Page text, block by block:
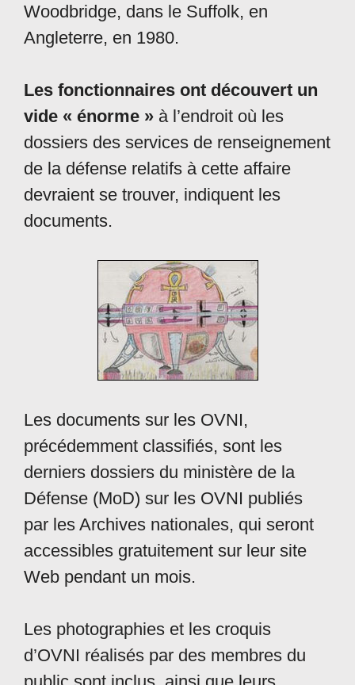
Woodbridge, dans le Suffolk, en
Angleterre, en 1980.
Les fonctionnaires ont découvert un
vide « énorme » à l’endroit où les
dossiers des services de renseignement
de la défense relatifs à cette affaire
devraient se trouver, indiquent les
documents.
Les documents sur les OVNI,
précédemment classifiés, sont les
derniers dossiers du ministère de la
Défense (MoD) sur les OVNI publiés
par les Archives nationales, qui seront
accessibles gratuitement sur leur site
Web pendant un mois.
Les photographies et les croquis
d’OVNI réalisés par des membres du